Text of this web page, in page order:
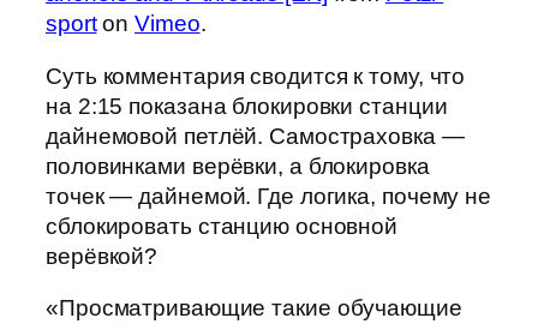
sportonVimeo.
Суть комментария сводится к тому, что
на 2:15 показана блокировки станции
дайнемовой петлёй. Самостраховка —
половинками верёвки, а блокировка
точек — дайнемой. Где логика, почему не
сблокировать станцию основной
верёвкой?
«Просматривающие такие обучающие